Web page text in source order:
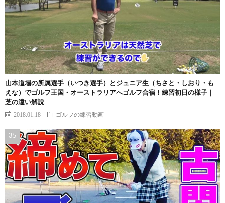
山本道場の所属選手（いつき選手）とジュニア生（ちさと・しおり・も
えな）でゴルフ王国・オーストラリアへゴルフ合宿！練習初日の様子｜
芝の違い解説
2018.01.18 ゴルフの練習動画